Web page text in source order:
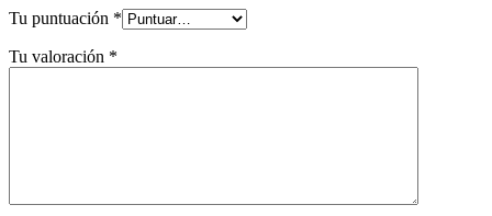
Tu puntuación *
Tu valoración *